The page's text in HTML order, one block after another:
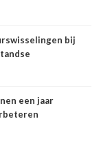
bij
een jaar